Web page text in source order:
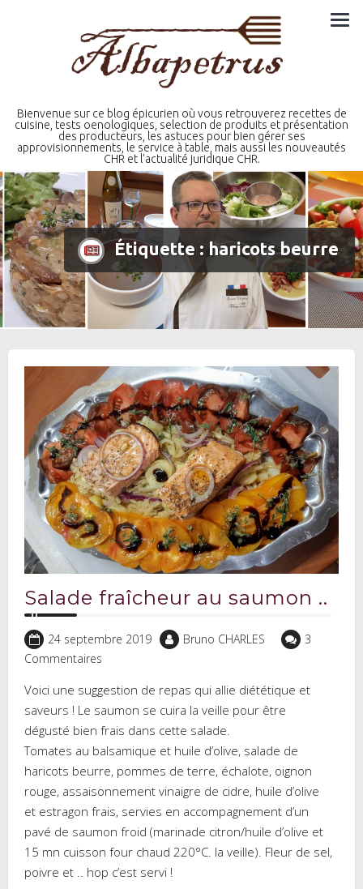
Bienvenue sur ce blog épicurien où vous retrouverez recettes de
cuisine, tests oenologiques, selection de produits et présentation
des producteurs, les astuces pour bien gérer ses
approvisionnements, le service à table, mais aussi les nouveautés
CHR et l'actualité juridique CHR.
Étiquette : haricots beurre
Salade fraîcheur au saumon ..
24 septembre 2019 Bruno CHARLES
3
Commentaires
Voici une suggestion de repas qui allie diététique et
saveurs ! Le saumon se cuira la veille pour être
dégusté bien frais dans cette salade.
Tomates au balsamique et huile d’olive, salade de
haricots beurre, pommes de terre, échalote, oignon
rouge, assaisonnement vinaigre de cidre, huile d’olive
et estragon frais, servies en accompagnement d’un
pavé de saumon froid (marinade citron/huile d’olive et
15 mn cuisson four chaud 220°C. la veille). Fleur de sel,
poivre et .. hop c’est servi !